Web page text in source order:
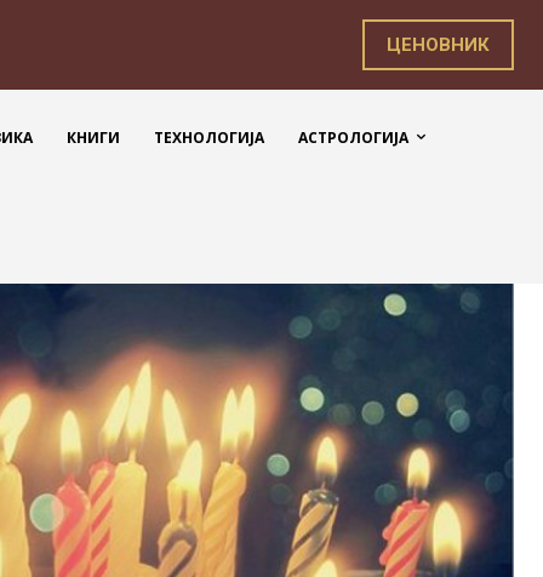
ЦЕНОВНИК
КНИГИ ТЕХНОЛОГИЈА АСТРОЛОГИЈА